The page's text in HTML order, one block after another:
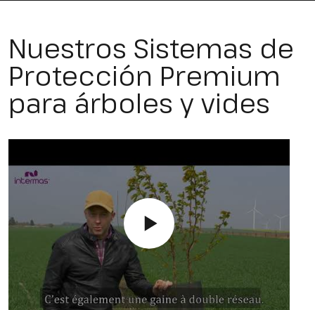
Nuestros Sistemas de
Protección Premium
para árboles y vides